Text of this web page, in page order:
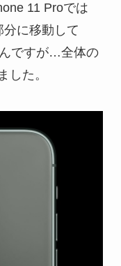
11 Proでは
に移動して
ですが…全体の
した。